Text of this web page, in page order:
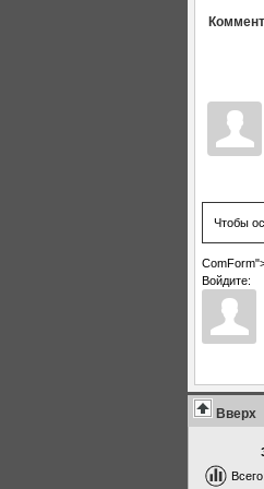
Чтобы
Войдите:
Вверх
Всего: